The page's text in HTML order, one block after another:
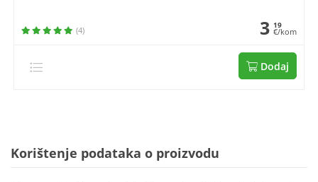
(4) 3 19
€/kom
Dodaj
Korištenje podataka o proizvodu